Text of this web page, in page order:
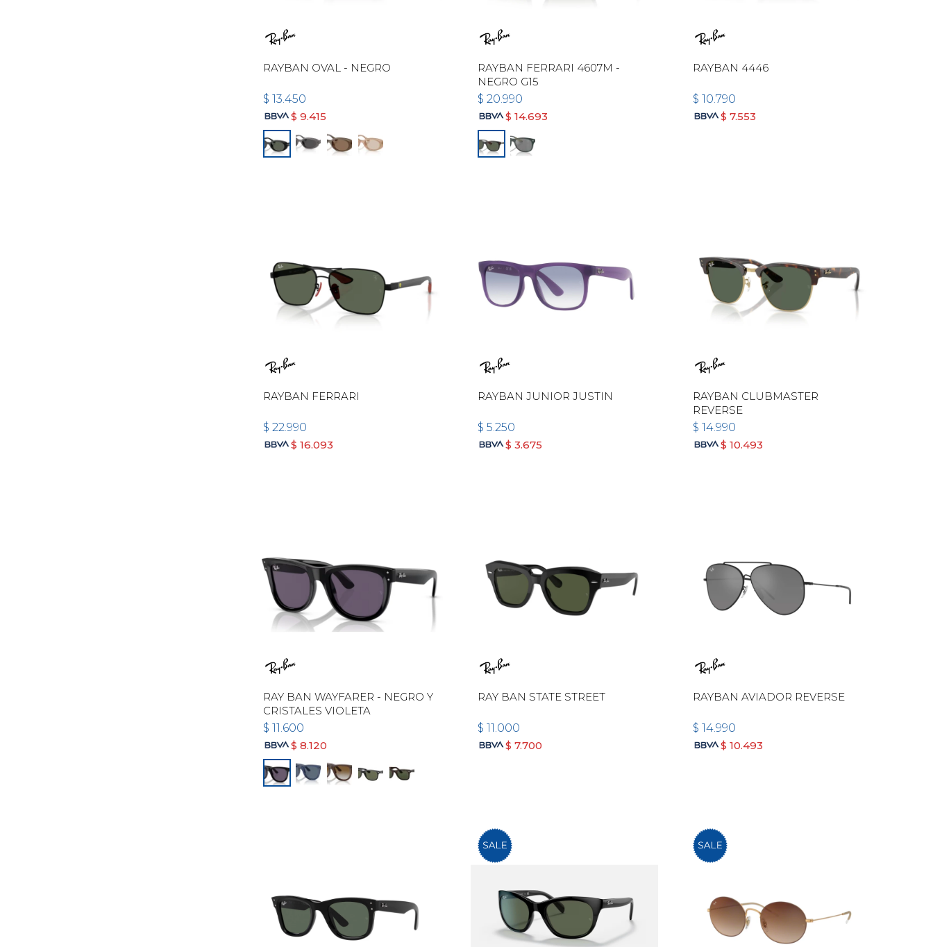
RAYBAN OVAL - NEGRO
$ 13.450
$ 9.415
RAYBAN FERRARI 4607M -
NEGRO G15
$ 20.990
$ 14.693
RAYBAN 4446
$ 10.790
$ 7.553
RAYBAN FERRARI
$ 22.990
$ 16.093
RAYBAN JUNIOR JUSTIN
$ 5.250
$ 3.675
RAYBAN CLUBMASTER
REVERSE
$ 14.990
$ 10.493
RAY BAN WAYFARER - NEGRO Y
CRISTALES VIOLETA
$ 11.600
$ 8.120
RAY BAN STATE STREET
$ 11.000
$ 7.700
RAYBAN AVIADOR REVERSE
$ 14.990
$ 10.493